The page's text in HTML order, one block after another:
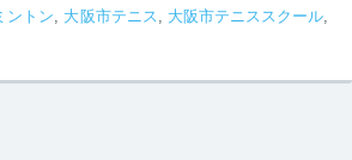
ントン, 大阪市テニス, 大阪市テニススクール,